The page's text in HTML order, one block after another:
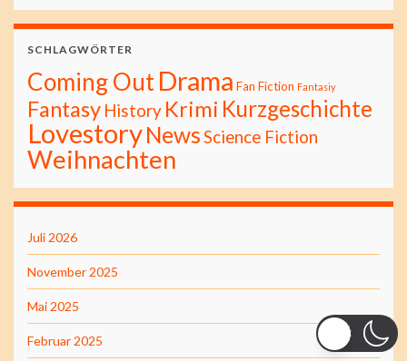
SCHLAGWÖRTER
Coming OutDrama Fan Fiction Fantasiy
Fantasy History Krimi Kurzgeschichte
LovestoryNewsScience Fiction
Weihnachten
Juli 2026
November 2025
Mai 2025
Februar 2025